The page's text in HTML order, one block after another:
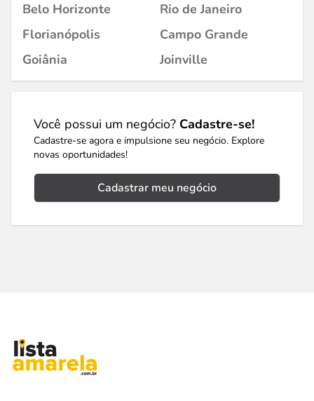
Belo Horizonte
Rio de Janeiro
Florianópolis
Campo Grande
Goiânia
Joinville
Você possui um negócio? Cadastre-se!
Cadastre-se agora e impulsione seu negócio. Explore
novas oportunidades!
Cadastrar meu negócio